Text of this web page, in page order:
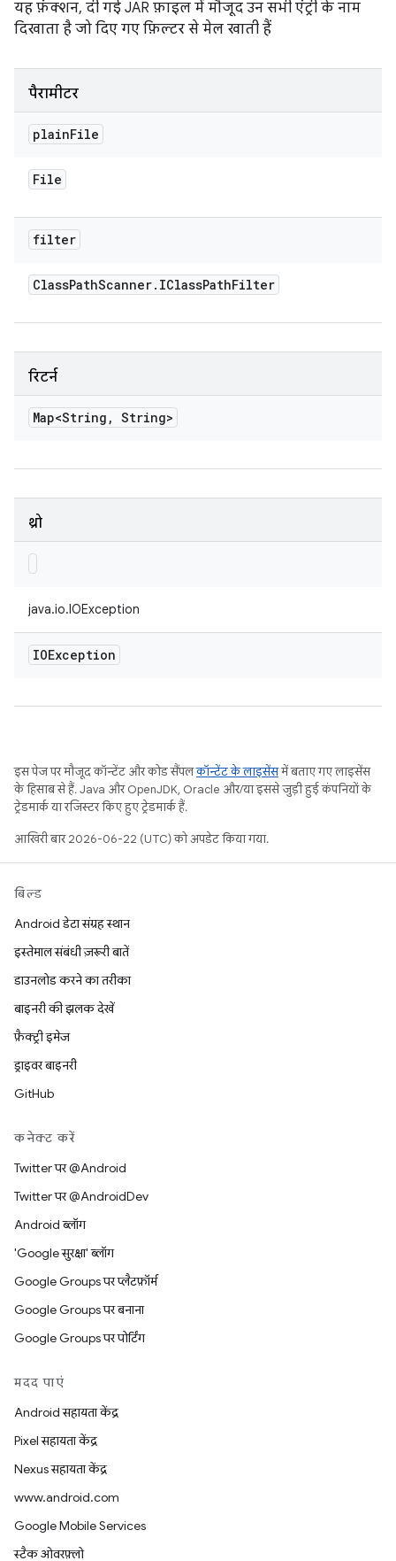
यह फ़ंक्शन, दी गई JAR फ़ाइल में मौजूद उन सभी एंट्री के नाम
दिखाता है जो दिए गए फ़िल्टर से मेल खाती हैं
पैरामीटर
plainFile
File
filter
ClassPathScanner. IClassPathFilter
रिटर्न
Map<String , String>
थ्रो
java.io.IOException
IOException
इस पेज पर मौजूद कॉन्टेंट और कोड सैंपलकॉन्टेंट के लाइसेंसमें बताए गए लाइसेंस
के हिसाब से हैं. Java और OpenJDK, Oracle और/या इससे जुड़ी हुई कंपनियों के
ट्रेडमार्क या रजिस्टर किए हुए ट्रेडमार्क हैं.
आखिरी बार 2026-06-22 (UTC) को अपडेट किया गया.
बिल्ड
Android डेटा संग्रह स्थान
इस्तेमाल संबंधी ज़रूरी बातें
डाउनलोड करने का तरीका
बाइनरी की झलक देखें
फ़ैक्ट्री इमेज
ड्राइवर बाइनरी
GitHub
कनेक्ट करें
Twitter पर @Android
Twitter पर @AndroidDev
Android ब्लॉग
'Google सुरक्षा' ब्लॉग
Google Groups पर प्लैटफ़ॉर्म
Google Groups पर बनाना
Google Groups पर पोर्टिंग
मदद पाएं
Android सहायता केंद्र
Pixel सहायता केंद्र
Nexus सहायता केंद्र
www.android.com
Google Mobile Services
स्टैक ओवरफ़्लो